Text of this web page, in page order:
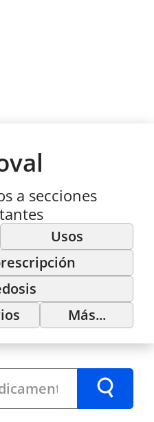
a secciones
Usos
Más...